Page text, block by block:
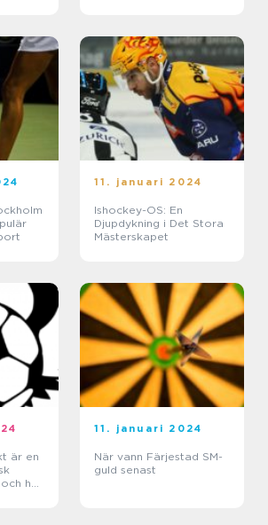
11. januari 2024
Ishockey-OS: En
Djupdykning i Det Stora
Mästerskapet
är en
har
11. januari 2024
När vann Färjestad SM-
guld senast